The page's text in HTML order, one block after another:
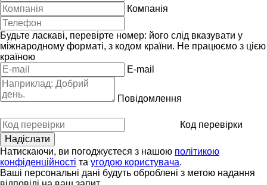
Компанія
Будьте ласкаві, перевірте номер: його слід вказувати у
міжнародному форматі, з кодом країни. Не працюємо з цією
країною
E-mail
Повідомлення
Код перевірки
Натискаючи, ви погоджуєтеся з нашою політикою
конфіденційності та угодою користувача.
Ваші персональні дані будуть оброблені з метою надання